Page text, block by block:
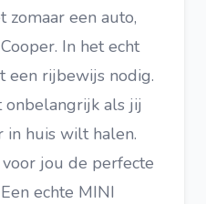
zomaar een auto,
In het echt
een rijbewijs nodig.
onbelangrijk als jij
in huis wilt halen.
jou de perfecte
echte MINI